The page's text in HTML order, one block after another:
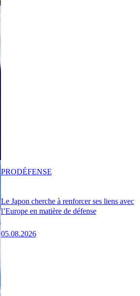
Le Japon cherche à renforcer ses liens avec
l’Europe en matière de défense
05.08.2026
PRODÉFENSE